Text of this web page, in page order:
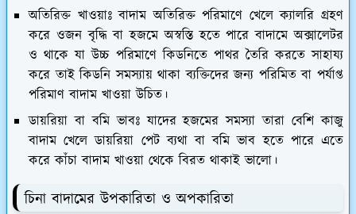
অতিরিক্ত খাওয়াঃ বাদাম অতিরিক্ত পরিমাণে খেলে ক্যালরি গ্রহণ
করে ওজন বৃদ্ধি বা হজমে অস্বস্তি হতে পারে বাদামে অক্সালেটর
ও থাকে যা উচ্চ পরিমাণে কিডনিতে পাথর তৈরি করতে সাহায্য
করে তাই কিডনি সমস্যায় থাকা ব্যক্তিদের জন্য পরিমিত বা পর্যাপ্ত
পরিমাণ বাদাম খাওয়া উচিত।
ডায়রিয়া বা বমি ভাবঃ যাদের হজমের সমস্যা তারা বেশি কাজু
বাদাম খেলে ডায়রিয়া পেট ব্যথা বা বমি ভাব হতে পারে এতে
করে কাঁচা বাদাম খাওয়া থেকে বিরত থাকাই ভালো।
চিনা বাদামের উপকারিতা ও অপকারিতা